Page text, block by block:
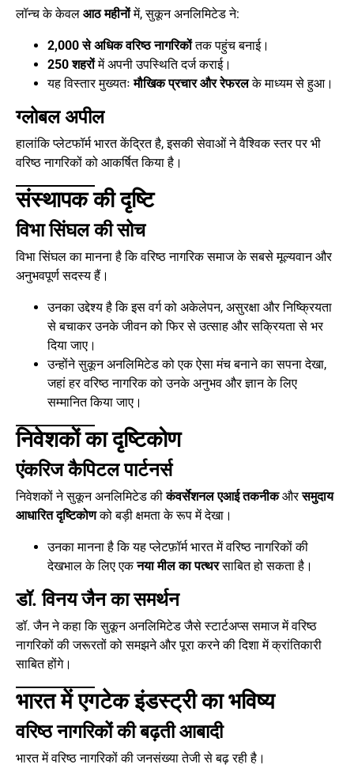
लॉन्च के केवल आठ महीनोंमें, सुकून अनलिमिटेड ने:
2,000 से अधिक वरिष्ठ नागरिकोंतक पहुंच बनाई।
250 शहरोंमें अपनी उपस्थिति दर्ज कराई।
यह विस्तार मुख्यतःमौखिक प्रचार और रेफरलके माध्यम से हुआ।
ग्लोबल अपील
हालांकि प्लेटफॉर्म भारत केंद्रित है, इसकी सेवाओं ने वैश्विक स्तर पर भी
वरिष्ठ नागरिकों को आकर्षित किया है।
संस्थापक की दृष्टि
विभा सिंघल की सोच
विभा सिंघल का मानना है कि वरिष्ठ नागरिक समाज के सबसे मूल्यवान और
अनुभवपूर्ण सदस्य हैं।
उनका उद्देश्य है कि इस वर्ग को अकेलेपन, असुरक्षा और निष्क्रियता
से बचाकर उनके जीवन को फिर से उत्साह और सक्रियता से भर
दिया जाए।
उन्होंने सुकून अनलिमिटेड को एक ऐसा मंच बनाने का सपना देखा,
जहां हर वरिष्ठ नागरिक को उनके अनुभव और ज्ञान के लिए
सम्मानित किया जाए।
निवेशकों का दृष्टिकोण
एंकरिज कैपिटल पार्टनर्स
निवेशकों ने सुकून अनलिमिटेड कीकंवर्सेशनल एआई तकनीकऔरसमुदाय
आधारित दृष्टिकोणको बड़ी क्षमता के रूप में देखा।
उनका मानना है कि यह प्लेटफ़ॉर्म भारत में वरिष्ठ नागरिकों की
देखभाल के लिए एकनया मील का पत्थरसाबित हो सकता है।
डॉ. विनय जैन का समर्थन
डॉ. जैन ने कहा कि सुकून अनलिमिटेड जैसे स्टार्टअप्स समाज में वरिष्ठ
नागरिकों की जरूरतों को समझने और पूरा करने की दिशा में क्रांतिकारी
साबित होंगे।
भारत में एगटेक इंडस्ट्री का भविष्य
वरिष्ठ नागरिकों की बढ़ती आबादी
भारत में वरिष्ठ नागरिकों की जनसंख्या तेजी से बढ़ रही है।